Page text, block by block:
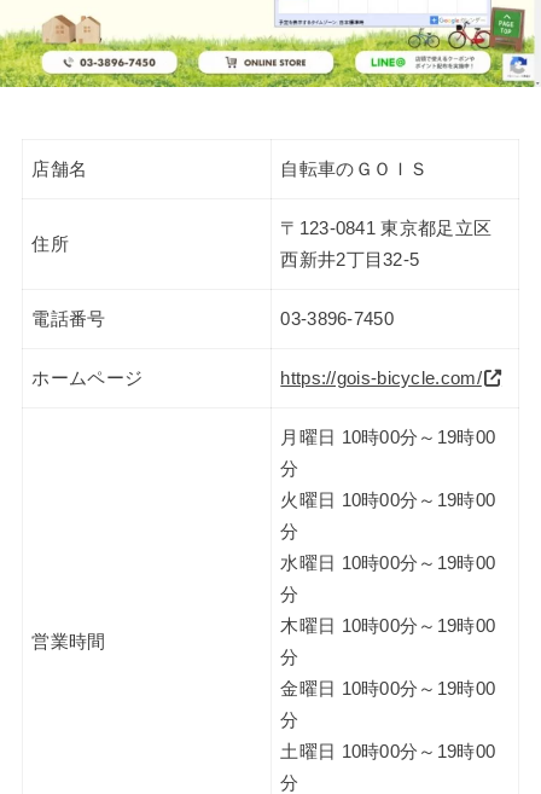
店舗名 自転車のＧＯＩＳ
住所
〒123-0841 東京都足立区
西新井2丁目32-5
電話番号 03-3896-7450
ホームページ https://gois-bicycle.com/
営業時間
月曜日 10時00分～19時00
分
火曜日 10時00分～19時00
分
水曜日 10時00分～19時00
分
木曜日 10時00分～19時00
分
金曜日 10時00分～19時00
分
土曜日 10時00分～19時00
分